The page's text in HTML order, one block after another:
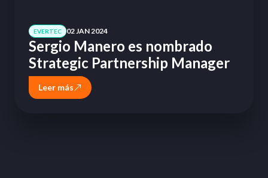
EVERTEC 02 JAN 2024
Sergio Manero es nombrado
Strategic Partnership Manager
Leer más